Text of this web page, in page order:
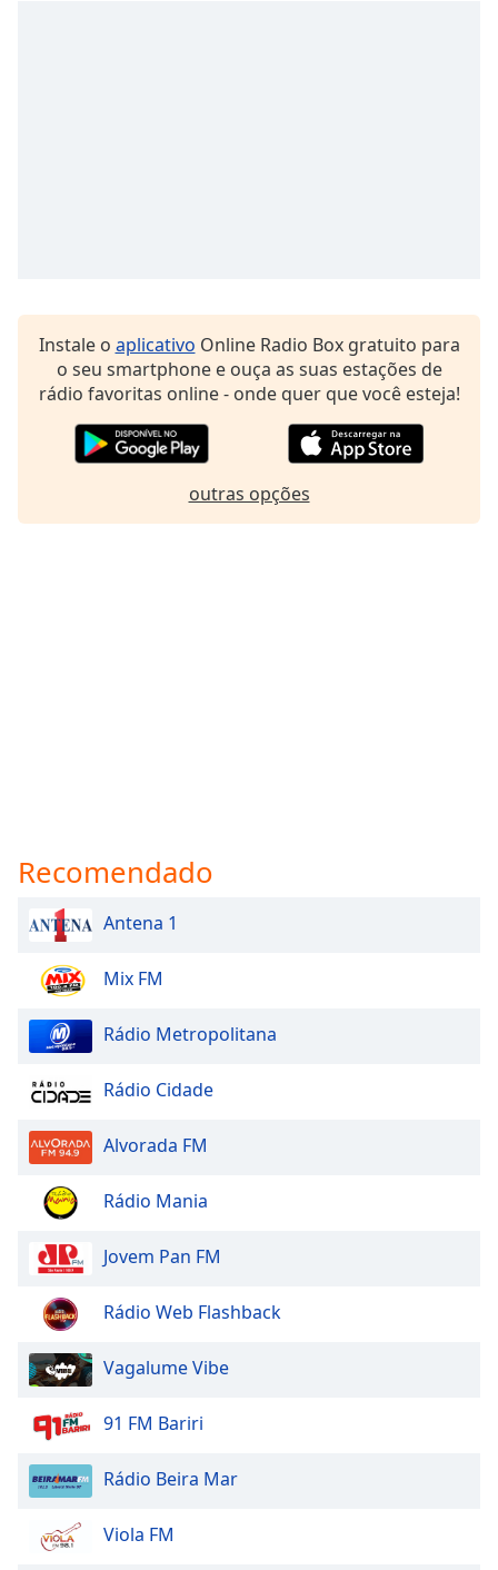
Instale o aplicativo Online Radio Box gratuito para
o seu smartphone e ouça as suas estações de
rádio favoritas online - onde quer que você esteja!
outras opções
Recomendado
Antena 1
Mix FM
Rádio Metropolitana
Rádio Cidade
Alvorada FM
Rádio Mania
Jovem Pan FM
Rádio Web Flashback
Vagalume Vibe
91 FM Bariri
Rádio Beira Mar
Viola FM